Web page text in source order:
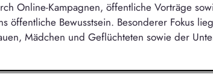
Online-Kampagnen, öffentliche Vorträge
öffentliche Bewusstsein. Besonderer Fokus
Mädchen und Geflüchteten sowie der